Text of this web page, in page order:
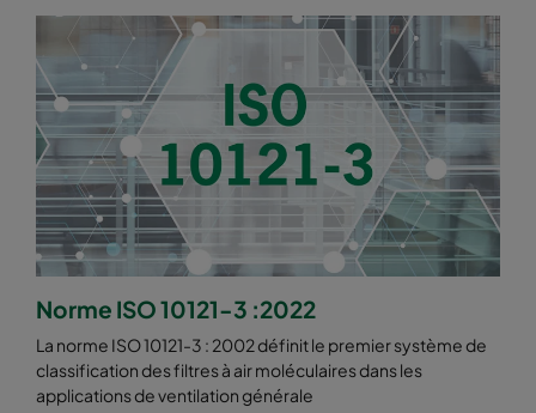
Norme ISO 10121-3 :2022
La norme ISO 10121-3 : 2002 définit le premier système de
classification des filtres à air moléculaires dans les
applications de ventilation générale